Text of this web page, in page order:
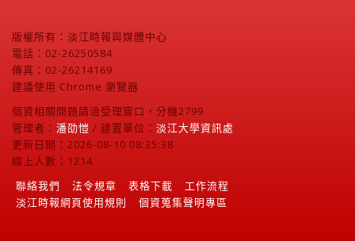
版權所有：淡江時報與媒體中心
電話：02-26250584
傳真：02-26214169
建議使用 Chrome 瀏覽器
個資相關問題請洽受理窗口，分機2799
管理者： 潘劭愷 / 建置單位： 淡江大學資訊處
更新日期：2026-08-10 08:35:38
線上人數：1214
聯絡我們
法令規章 表格下載
工作流程
淡江時報網頁使用規則
個資蒐集聲明專區